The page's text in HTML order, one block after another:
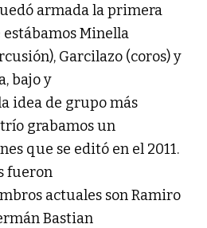
armada la primera
Minella
Garcilazo (coros) y
bajo y
idea de grupo más
grabamos un
que se editó en el 2011.
fueron
actuales son Ramiro
Bastian